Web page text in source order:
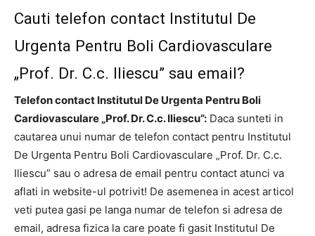
Cauti telefon contact Institutul De
Urgenta Pentru Boli Cardiovasculare
„Prof. Dr. C.c. Iliescu” sau email?
Telefon contact Institutul De Urgenta Pentru Boli
Cardiovasculare „Prof. Dr. C.c. Iliescu”: Daca sunteti in
cautarea unui numar de telefon contact pentru Institutul
De Urgenta Pentru Boli Cardiovasculare „Prof. Dr. C.c.
Iliescu” sau o adresa de email pentru contact atunci va
aflati in website-ul potrivit! De asemenea in acest articol
veti putea gasi pe langa numar de telefon si adresa de
email, adresa fizica la care poate fi gasit Institutul De